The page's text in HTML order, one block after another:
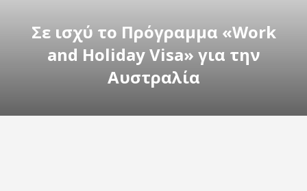
Σε ισχύ το Πρόγραμμα «Work
and Holiday Visa» για την
Αυστραλία